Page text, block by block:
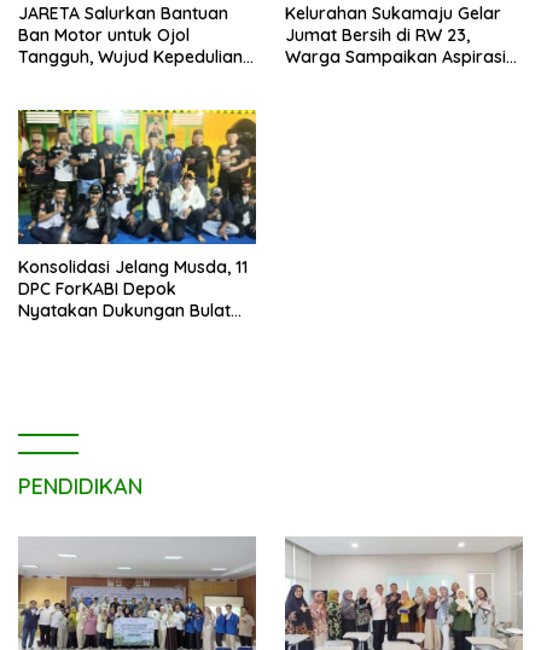
JARETA Salurkan Bantuan
Ban Motor untuk Ojol
Tangguh, Wujud Kepedulian
Kelurahan Sukamaju Gelar
Jumat Bersih di RW 23,
Warga Sampaikan Aspirasi
Konsolidasi Jelang Musda, 11
DPC ForKABI Depok
Nyatakan Dukungan Bulat
PENDIDIKAN